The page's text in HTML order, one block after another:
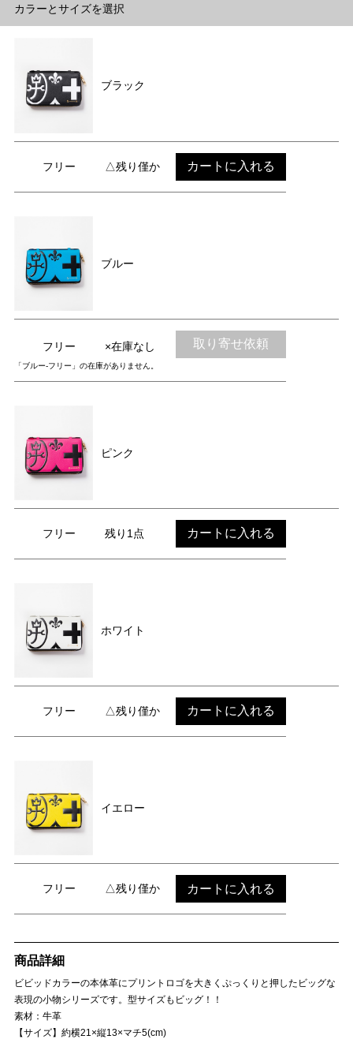
カラーとサイズを選択
ブラック
フリー △残り僅か カートに入れる
ブルー
フリー ×在庫なし 取り寄せ依頼
「ブルー-フリー」の在庫がありません。
ピンク
フリー 残り1点 カートに入れる
ホワイト
フリー △残り僅か カートに入れる
イエロー
フリー △残り僅か カートに入れる
商品詳細
ビビッドカラーの本体革にプリントロゴを大きくぷっくりと押したビッグな
表現の小物シリーズです。型サイズもビッグ！！
素材：牛革
【サイズ】約横21×縦13×マチ5(cm)